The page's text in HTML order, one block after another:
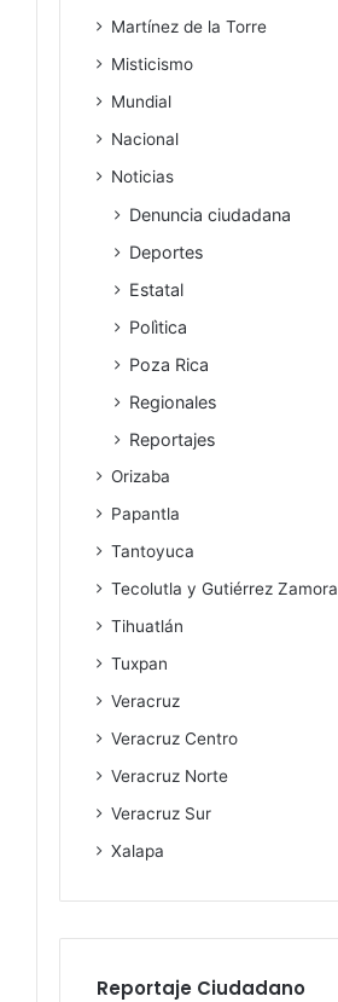
Martínez de la Torre
Misticismo
Mundial
Nacional
Noticias
Denuncia ciudadana
Deportes
Estatal
Polìtica
Poza Rica
Regionales
Reportajes
Orizaba
Papantla
Tantoyuca
Tecolutla y Gutiérrez Zamora
Tihuatlán
Tuxpan
Veracruz
Veracruz Centro
Veracruz Norte
Veracruz Sur
Xalapa
Reportaje Ciudadano